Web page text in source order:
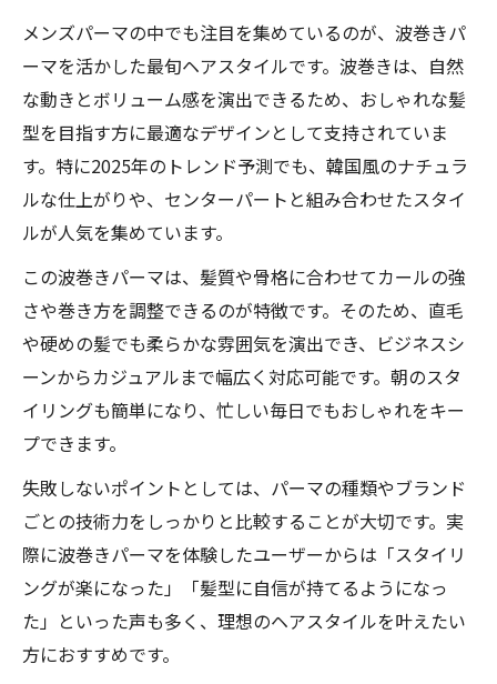
メンズパーマの中でも注目を集めているのが、波巻きパ
ーマを活かした最旬ヘアスタイルです。波巻きは、自然
な動きとボリューム感を演出できるため、おしゃれな髪
型を目指す方に最適なデザインとして支持されていま
す。特に2025年のトレンド予測でも、韓国風のナチュラ
ルな仕上がりや、センターパートと組み合わせたスタイ
ルが人気を集めています。
この波巻きパーマは、髪質や骨格に合わせてカールの強
さや巻き方を調整できるのが特徴です。そのため、直毛
や硬めの髪でも柔らかな雰囲気を演出でき、ビジネスシ
ーンからカジュアルまで幅広く対応可能です。朝のスタ
イリングも簡単になり、忙しい毎日でもおしゃれをキー
プできます。
失敗しないポイントとしては、パーマの種類やブランド
ごとの技術力をしっかりと比較することが大切です。実
際に波巻きパーマを体験したユーザーからは「スタイリ
ングが楽になった」「髪型に自信が持てるようになっ
た」といった声も多く、理想のヘアスタイルを叶えたい
方におすすめです。